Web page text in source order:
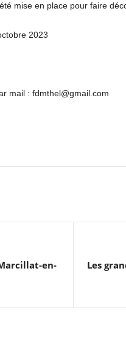
mise en place pour faire
2023
mail : fdmthel@gmail.com
en-
Les